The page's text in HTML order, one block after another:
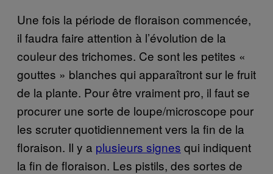
Une fois la période de floraison commencée,
il faudra faire attention à l’évolution de la
couleur des trichomes. Ce sont les petites «
gouttes » blanches qui apparaîtront sur le fruit
de la plante. Pour être vraiment pro, il faut se
procurer une sorte de loupe/microscope pour
les scruter quotidiennement vers la fin de la
floraison. Il y a plusieurs signes qui indiquent
la fin de floraison. Les pistils, des sortes de